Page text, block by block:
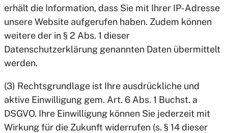
erhält die Information, dass Sie mit Ihrer IP-Adresse
unsere Website aufgerufen haben. Zudem können
weitere der in § 2 Abs. 1 dieser
Datenschutzerklärung genannten Daten übermittelt
werden.
(3) Rechtsgrundlage ist Ihre ausdrückliche und
aktive Einwilligung gem. Art. 6 Abs. 1 Buchst. a
DSGVO. Ihre Einwilligung können Sie jederzeit mit
Wirkung für die Zukunft widerrufen (s. § 14 dieser